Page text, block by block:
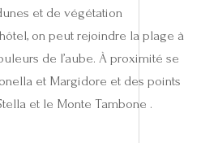
et de végétation
on peut rejoindre la plage à
de l’aube. À proximité se
et Margidore et des points
et le Monte Tambone .